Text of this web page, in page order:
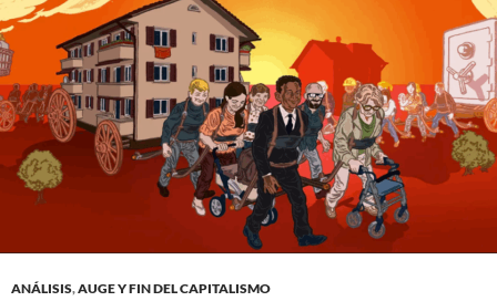
ANÁLISIS,AUGE Y FIN DEL CAPITALISMO